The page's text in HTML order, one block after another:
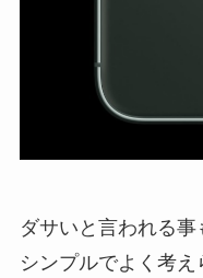
ダサいと言われる
シンプルでよく考